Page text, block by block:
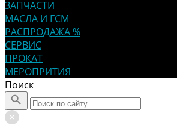
ЗАПЧАСТИ
МАСЛА И ГСМ
РАСПРОДАЖА %
СЕРВИС
ПРОКАТ
МЕРОПРИТИЯ
Поиск